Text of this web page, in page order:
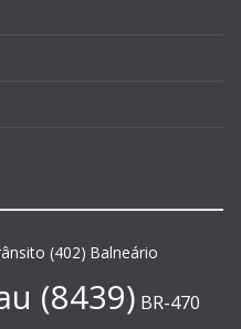
(402) Balneário
(8439) BR-470